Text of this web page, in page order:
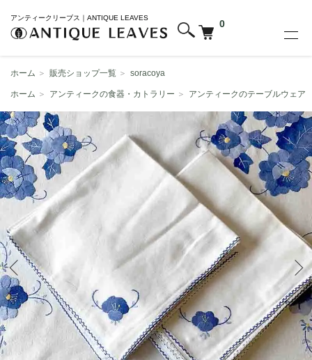
アンティークリーブス｜ANTIQUE LEAVES
0
ホーム ＞ 販売ショップ一覧 ＞ soracoya
ホーム ＞ アンティークの食器・カトラリー ＞ アンティークのテーブルウェア